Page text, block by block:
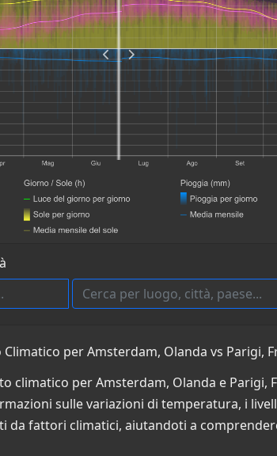
per Amsterdam, Olanda vs Parigi,
climatico per Amsterdam, Olanda e Parigi,
sulle variazioni di temperatura, i
da fattori climatici, aiutandoti a